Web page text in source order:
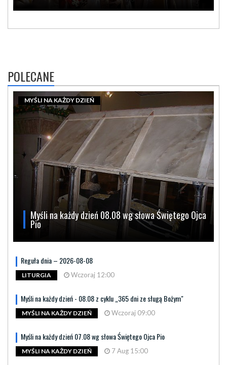
POLECANE
Myśli na każdy dzień 08.08 wg słowa Świętego Ojca
Pio
MYŚLI NA KAŻDY DZIEŃ
Reguła dnia – 2026-08-08
LITURGIA Wczoraj 12:00
Myśli na każdy dzień - 08.08 z cyklu „365 dni ze sługą Bożym"
MYŚLI NA KAŻDY DZIEŃ Wczoraj 09:00
Myśli na każdy dzień 07.08 wg słowa Świętego Ojca Pio
MYŚLI NA KAŻDY DZIEŃ 7 Aug 15:00